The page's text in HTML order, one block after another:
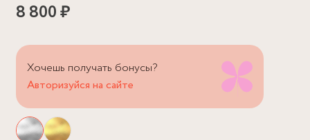
8 800 ₽
Хочешь получать бонусы?
Авторизуйся на сайте